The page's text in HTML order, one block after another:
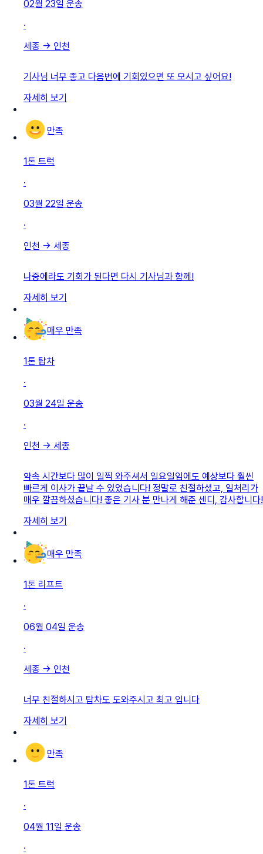
02월 23일 운송
·
세종 → 인천
기사님 너무 좋고 다음번에 기회있으면 또 모시고 싶어요!
자세히 보기
만족
1톤 트럭
·
03월 22일 운송
·
인천 → 세종
나중에라도 기회가 된다면 다시 기사님과 함께!
자세히 보기
매우 만족
1톤 탑차
·
03월 24일 운송
·
인천 → 세종
약속 시간보다 많이 일찍 와주셔서 일요일임에도 예상보다 훨씬
빠르게 이사가 끝날 수 있었습니다! 정말로 친절하셨고, 일처리가
매우 깔끔하셨습니다! 좋은 기사 분 만나게 해준 센디, 감사합니다!
자세히 보기
매우 만족
1톤 리프트
·
06월 04일 운송
·
세종 → 인천
너무 친절하시고 탑차도 도와주시고 최고 입니다
자세히 보기
만족
1톤 트럭
·
04월 11일 운송
·